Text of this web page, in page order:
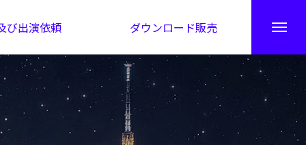
び出演依頼 ダウンロード販売